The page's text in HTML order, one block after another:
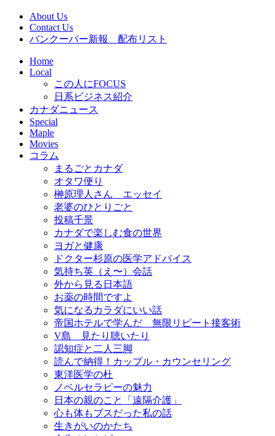
About Us
Contact Us
バンクーバー新報 配布リスト
Home
Local
この人にFOCUS
日系ビジネス紹介
カナダニュース
Special
Maple
Movies
コラム
まるごとカナダ
オタワ便り
榊原理人さん エッセイ
老婆のひとりごと
投稿千景
カナダで楽しむ食の世界
ヨガと健康
ドクター杉原の医学アドバイス
気持ち英（え〜）会話
外から見る日本語
お薬の時間ですよ
気になるカラダにいい話
帝国ホテルで学んだ 無限リピート接客術
V島 見たり聴いたり
認知症と二人三脚
読んで納得！カップル・カウンセリング
東洋医学の杜
ノベルセラピーの魅力
日本の親のこと「遠隔介護」
心も体もブスだった私の話
生きがいのかたち